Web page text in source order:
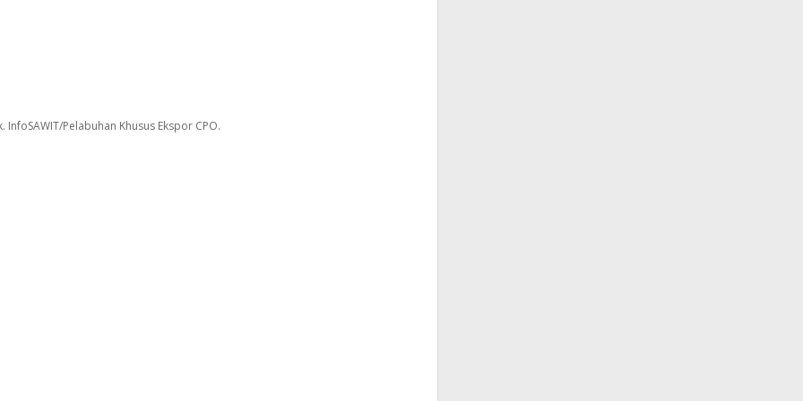
InfoSAWIT/Pelabuhan Khusus Ekspor CPO.